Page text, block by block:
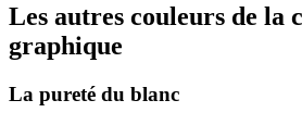
Les autres couleurs de la
graphique
La pureté du blanc